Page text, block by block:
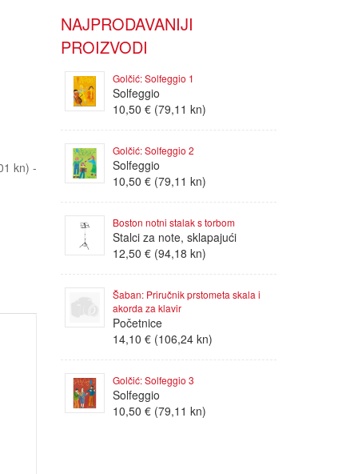
kn) -
NAJPRODAVANIJI
PROIZVODI
Golčić: Solfeggio 1
Solfeggio
10,50 € (79,11 kn)
Golčić: Solfeggio 2
Solfeggio
10,50 € (79,11 kn)
Boston notni stalak s torbom
Stalci za note, sklapajući
12,50 € (94,18 kn)
Šaban: Priručnik prstometa skala i
akorda za klavir
Početnice
14,10 € (106,24 kn)
Golčić: Solfeggio 3
Solfeggio
10,50 € (79,11 kn)